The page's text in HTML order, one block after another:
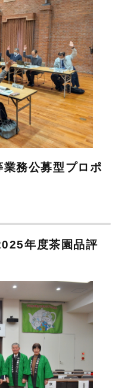
務公募型プロポ
年度茶園品評